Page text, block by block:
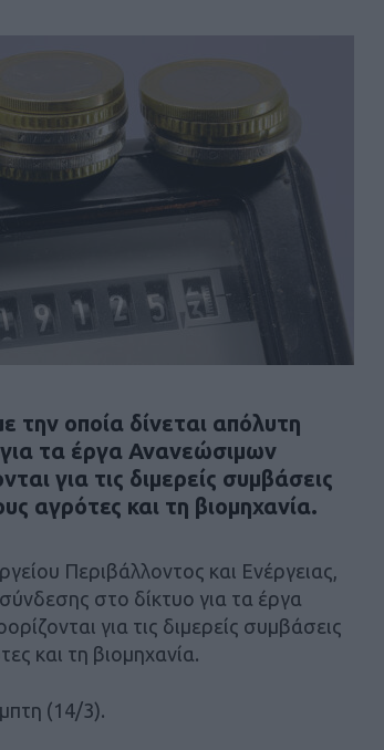
την οποία δίνεται απόλυτη
τα έργα Ανανεώσιμων
για τις διμερείς συμβάσεις
αγρότες και τη βιομηχανία.
Περιβάλλοντος και Ενέργειας,
στο δίκτυο για τα έργα
για τις διμερείς συμβάσεις
και τη βιομηχανία.
(14/3).